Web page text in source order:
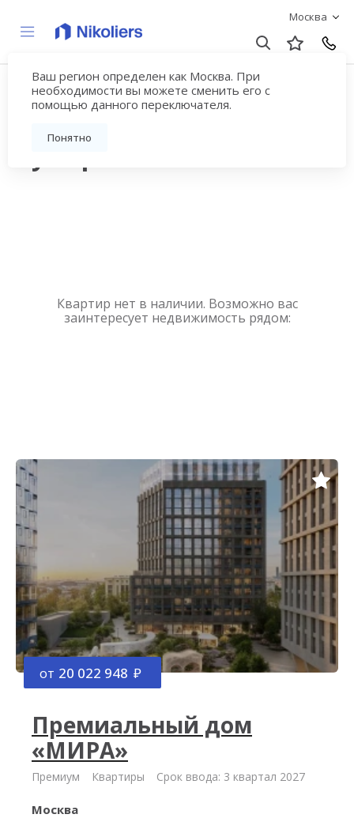
Москва
Ваш регион определен как Москва. При
необходимости вы можете сменить его с
помощью данного переключателя.
Понятно
Купить квартиру
новостройку у метро
Квартир нет в наличии. Возможно вас
заинтересует недвижимость рядом:
от 20 022 948
Премиальный дом
«МИРА»
Премиум Квартиры Срок ввода: 3 квартал 2027
Москва